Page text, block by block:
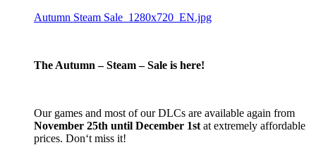
Autumn Steam Sale_1280x720_EN.jpg
The Autumn – Steam – Sale is here!
Our games and most of our DLCs are available again from
November 25th until December 1st at extremely affordable
prices. Don‘t miss it!